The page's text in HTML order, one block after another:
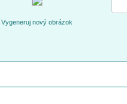
Vygeneruj nový obrázok